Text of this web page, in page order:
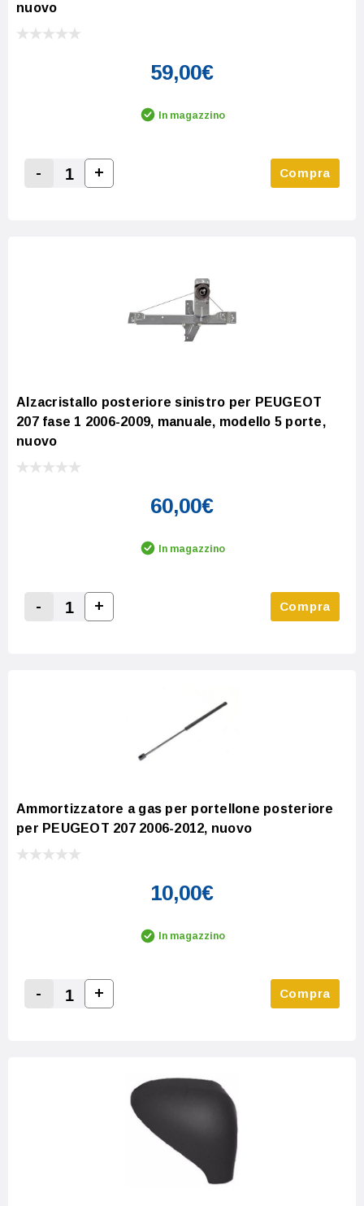
nuovo
59,00€
In magazzino
Decrease Quantity:
-
Increase Quantity:
+ Compra
Alzacristallo posteriore sinistro per PEUGEOT
207 fase 1 2006-2009, manuale, modello 5 porte,
nuovo
60,00€
In magazzino
Decrease Quantity:
-
Increase Quantity:
+ Compra
Ammortizzatore a gas per portellone posteriore
per PEUGEOT 207 2006-2012, nuovo
10,00€
In magazzino
Decrease Quantity:
-
Increase Quantity:
+ Compra